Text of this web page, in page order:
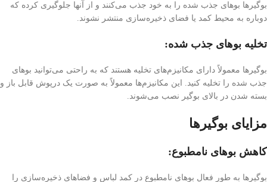
بوگیرها بوهای جذب شده را به خود جذب می‌کنند و از آنها جلوگیری کرده که
دوباره به محیط کمد یا فضای ذخیره‌سازی منتشر نشوند.
تخلیه بوهای جذب شده:
بوگیرها معمولاً دارای مکانیزم‌های تخلیه هستند که به راحتی می‌توانید بوهای
جذب شده را تخلیه کنید. این مکانیزم‌ها معمولاً به صورت یک درپوش قابل باز و
بسته شدن در بالای بوگیر نصب می‌شوند.
مزایای بوگیرها
کاهش بوهای نامطبوع:
بوگیرها به طور فعال بوهای نامطبوع در کمد لباس و فضاهای ذخیره‌سازی را